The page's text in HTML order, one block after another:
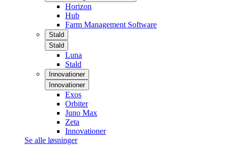
Horizon
Hub
Farm Management Software
Stald
Stald
Luna
Stald
Innovationer
Innovationer
Exos
Orbiter
Juno Max
Zeta
Innovationer
Se alle løsninger